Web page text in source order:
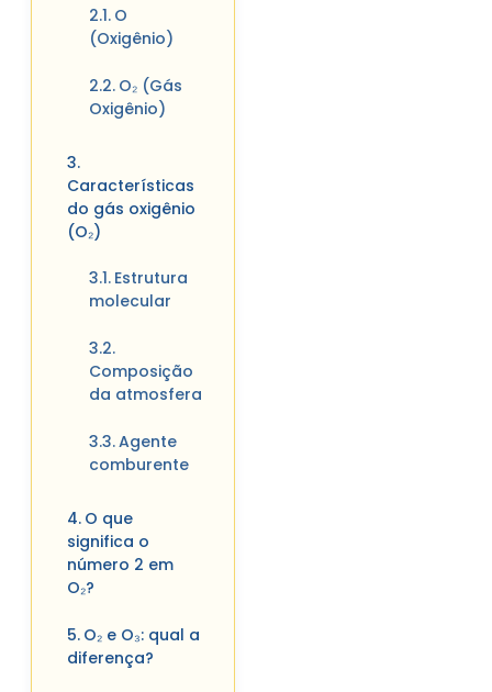
O
(Oxigênio)
O₂ (Gás
Oxigênio)
Características
do gás oxigênio
(O₂)
Estrutura
molecular
Composição
da atmosfera
Agente
comburente
O que
significa o
número 2 em
O₂?
O₂ e O₃: qual a
diferença?